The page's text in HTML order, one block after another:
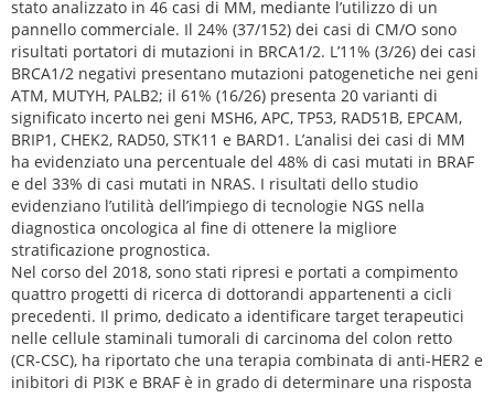
stato analizzato in 46 casi di MM, mediante l’utilizzo di un
pannello commerciale. Il 24% (37/152) dei casi di CM/O sono
risultati portatori di mutazioni in BRCA1/2. L’11% (3/26) dei casi
BRCA1/2 negativi presentano mutazioni patogenetiche nei geni
ATM, MUTYH, PALB2; il 61% (16/26) presenta 20 varianti di
significato incerto nei geni MSH6, APC, TP53, RAD51B, EPCAM,
BRIP1, CHEK2, RAD50, STK11 e BARD1. L’analisi dei casi di MM
ha evidenziato una percentuale del 48% di casi mutati in BRAF
e del 33% di casi mutati in NRAS. I risultati dello studio
evidenziano l’utilità dell’impiego di tecnologie NGS nella
diagnostica oncologica al fine di ottenere la migliore
stratificazione prognostica.
Nel corso del 2018, sono stati ripresi e portati a compimento
quattro progetti di ricerca di dottorandi appartenenti a cicli
precedenti. Il primo, dedicato a identificare target terapeutici
nelle cellule staminali tumorali di carcinoma del colon retto
(CR-CSC), ha riportato che una terapia combinata di anti-HER2 e
inibitori di PI3K e BRAF è in grado di determinare una risposta